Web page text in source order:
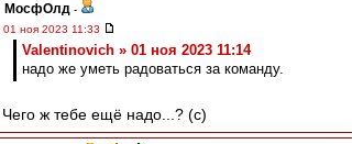
МосфОлд -
01 ноя 2023 11:33
Valentinovich » 01 ноя 2023 11:14
надо же уметь радоваться за команду.
Чего ж тебе ещё надо...? (с)